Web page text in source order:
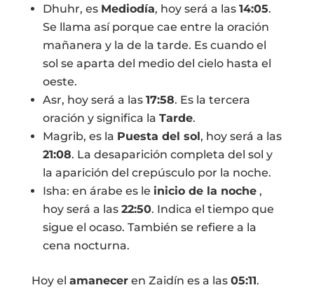
Dhuhr, es Mediodía, hoy será a las 14:05.
Se llama así porque cae entre la oración
mañanera y la de la tarde. Es cuando el
sol se aparta del medio del cielo hasta el
oeste.
Asr, hoy será a las 17:58. Es la tercera
oración y significa la Tarde.
Magrib, es la Puesta del sol, hoy será a las
21:08. La desaparición completa del sol y
la aparición del crepúsculo por la noche.
Isha: en árabe es le inicio de la noche,
hoy será a las 22:50. Indica el tiempo que
sigue el ocaso. También se refiere a la
cena nocturna.
Hoy el amaneceren Zaidín es a las 05:11.